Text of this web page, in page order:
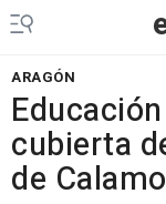
ARAGÓN
cubierta
de